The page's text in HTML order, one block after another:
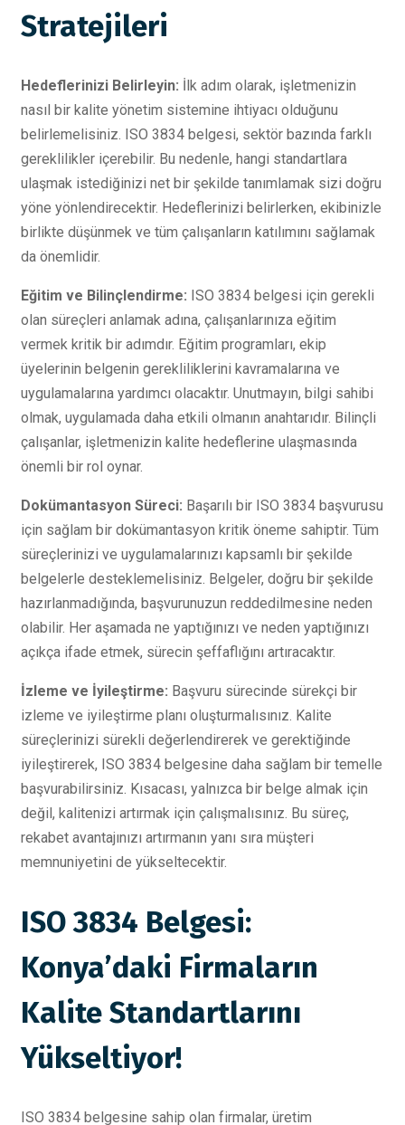
Stratejileri
Hedeflerinizi Belirleyin: İlk adım olarak, işletmenizin
nasıl bir kalite yönetim sistemine ihtiyacı olduğunu
belirlemelisiniz. ISO 3834 belgesi, sektör bazında farklı
gereklilikler içerebilir. Bu nedenle, hangi standartlara
ulaşmak istediğinizi net bir şekilde tanımlamak sizi doğru
yöne yönlendirecektir. Hedeflerinizi belirlerken, ekibinizle
birlikte düşünmek ve tüm çalışanların katılımını sağlamak
da önemlidir.
Eğitim ve Bilinçlendirme: ISO 3834 belgesi için gerekli
olan süreçleri anlamak adına, çalışanlarınıza eğitim
vermek kritik bir adımdır. Eğitim programları, ekip
üyelerinin belgenin gerekliliklerini kavramalarına ve
uygulamalarına yardımcı olacaktır. Unutmayın, bilgi sahibi
olmak, uygulamada daha etkili olmanın anahtarıdır. Bilinçli
çalışanlar, işletmenizin kalite hedeflerine ulaşmasında
önemli bir rol oynar.
Dokümantasyon Süreci: Başarılı bir ISO 3834 başvurusu
için sağlam bir dokümantasyon kritik öneme sahiptir. Tüm
süreçlerinizi ve uygulamalarınızı kapsamlı bir şekilde
belgelerle desteklemelisiniz. Belgeler, doğru bir şekilde
hazırlanmadığında, başvurunuzun reddedilmesine neden
olabilir. Her aşamada ne yaptığınızı ve neden yaptığınızı
açıkça ifade etmek, sürecin şeffaflığını artıracaktır.
İzleme ve İyileştirme: Başvuru sürecinde sürekçi bir
izleme ve iyileştirme planı oluşturmalısınız. Kalite
süreçlerinizi sürekli değerlendirerek ve gerektiğinde
iyileştirerek, ISO 3834 belgesine daha sağlam bir temelle
başvurabilirsiniz. Kısacası, yalnızca bir belge almak için
değil, kalitenizi artırmak için çalışmalısınız. Bu süreç,
rekabet avantajınızı artırmanın yanı sıra müşteri
memnuniyetini de yükseltecektir.
ISO 3834 Belgesi:
Konya’daki Firmaların
Kalite Standartlarını
Yükseltiyor!
ISO 3834 belgesine sahip olan firmalar, üretim